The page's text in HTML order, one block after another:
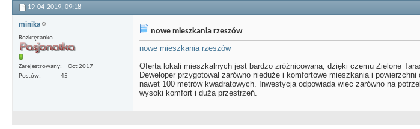
19-04-2019, 09:18
minika
Rozkręcanko
Zarejestrowany
Oct 2017
Postów
45
nowe mieszkania rzeszów
nowe mieszkania rzeszów
Oferta lokali mieszkalnych jest bardzo zróżnicowana, dzięki czemu Zielone
Deweloper przygotował zarówno nieduże i komfortowe mieszkania i
nawet 100 metrów kwadratowych. Inwestycja odpowiada więc zarówno na
wysoki komfort i dużą przestrzeń.